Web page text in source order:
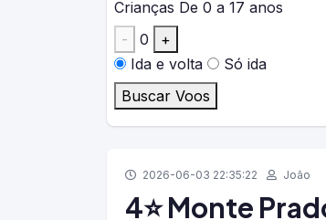
Crianças De 0 a 17 anos
-
0
+
Ida e volta
Só ida
Buscar Voos
2026-06-03 22:35:22 João
4⭐ Monte